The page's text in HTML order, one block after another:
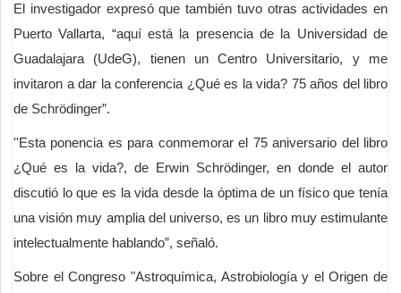
El investigador expresó que también tuvo otras actividades en
Puerto Vallarta, “aquí está la presencia de la Universidad de
Guadalajara (UdeG), tienen un Centro Universitario, y me
invitaron a dar la conferencia ¿Qué es la vida? 75 años del libro
de Schrödinger”.
''Esta ponencia es para conmemorar el 75 aniversario del libro
¿Qué es la vida?, de Erwin Schrödinger, en donde el autor
discutió lo que es la vida desde la óptima de un físico que tenía
una visión muy amplia del universo, es un libro muy estimulante
intelectualmente hablando”, señaló.
Sobre el Congreso "Astroquímica, Astrobiología y el Origen de